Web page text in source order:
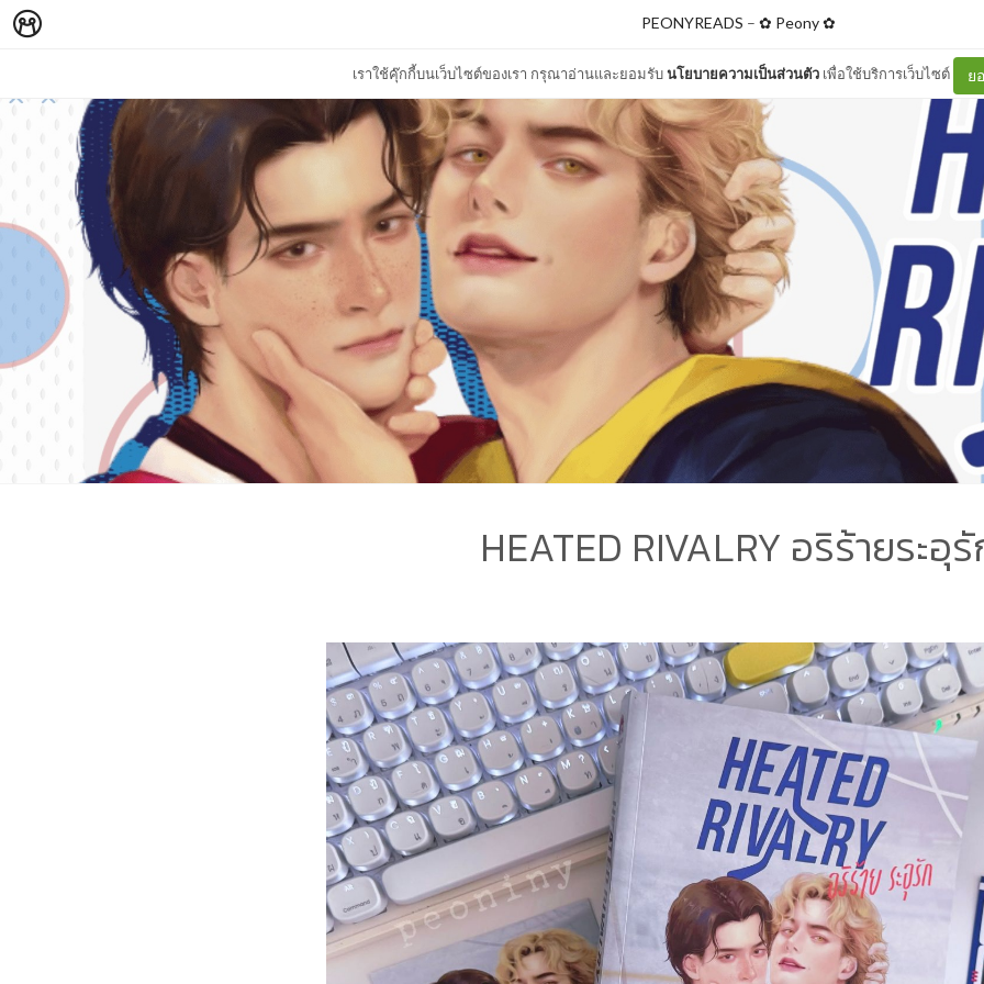
เราใช้คุ๊กกี้บนเว็บไซต์ของเรา กรุณาอ่านและยอมรับนโยบายความเป็นส่วนตัว เพื่อใช้บริการเว็บไซต์ ย
PEONYREADS – ✿ Peony ✿
HEATED RIVALRY อริร้ายระอุ